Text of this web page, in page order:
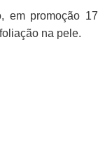
em promoção 17
na pele.